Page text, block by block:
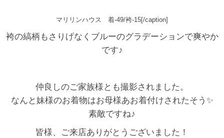
マリリンハウス 着-49/袴-15[/caption]
袴の縞柄もさりげなくブルーのグラデーションで爽やか
です♪
仲良しのご家族様とも撮影されました。
なんと妹様のお着物はお母様あお着付けされたそう✨
素敵ですね♪
皆様、ご来店ありがとうございました！